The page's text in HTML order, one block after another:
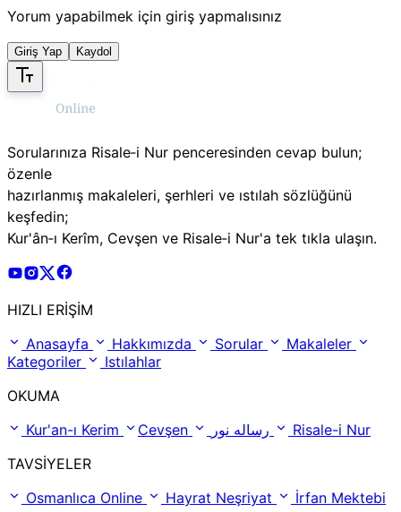
Yorum yapabilmek için giriş yapmalısınız
Giriş Yap Kaydol
Sorularınıza Risale‑i Nur penceresinden cevap bulun;
özenle
hazırlanmış makaleleri, şerhleri ve ıstılah sözlüğünü
keşfedin;
Kur'ân‑ı Kerîm, Cevşen ve Risale‑i Nur'a tek tıkla ulaşın.
Risale Online Youtube Hesabı
Risale Online Instagram Hesabı
Risale Online X Hesabı
HIZLI ERİŞİM
Anasayfa
Hakkımızda Sorular
Makaleler
Kategoriler
Istılahlar
OKUMA
Kur'an-ı Kerim
Cevşen
Risale-i Nur
TAVSİYELER
Osmanlıca Online
Hayrat Neşriyat İrfan Mektebi